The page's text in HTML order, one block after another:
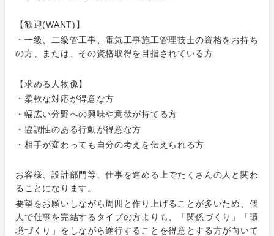
【歓迎(WANT)】
・一級、二級管工事、電気工事施工管理技士の資格をお持ち
の方、または、その資格取得を目指されている方
【求める人物像】
・柔軟な対応が得意な方
・幅広い分野への興味や意欲が持てる方
・協調性のある行動が得意な方
・相手が変わっても自分の考えを伝えられる方
お客様、設計部門等、仕事を進める上でたくさんの人と関わ
ることになります。
要望をお願いしながら周囲と作り上げることが多いため、個
人で仕事を完結するタイプの方よりも、「関係づくり」「環
境づくり」をしながら遂行することを得意とする方が向いて